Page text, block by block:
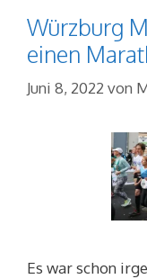
Würzburg
einen
Juni 8, 2022 von
Es war schon